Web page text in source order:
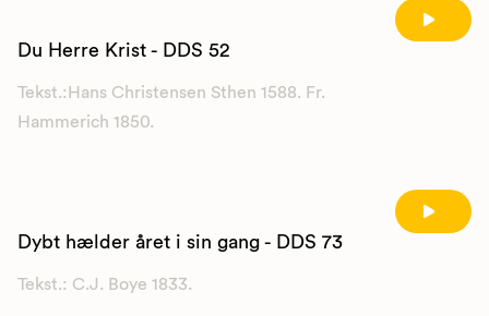
Du Herre Krist - DDS 52
Tekst.:Hans Christensen Sthen 1588. Fr.
Hammerich 1850.
Dybt hælder året i sin gang - DDS 73
Tekst.: C.J. Boye 1833.